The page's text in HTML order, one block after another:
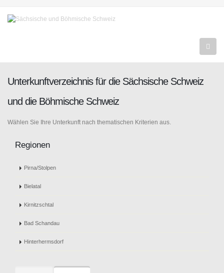
Unterkunftverzeichnis für die Sächsische Schweiz
und die Böhmische Schweiz
Wählen Sie Ihre Unterkunft nach thematischen Kriterien aus.
Regionen
Pirna/Stolpen
Bielatal
Kirnitzschtal
Bad Schandau
Hinterhermsdorf